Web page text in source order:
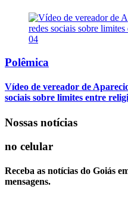
04
Polêmica
Vídeo de vereador de
sociais sobre limites entre
Nossas notícias
no celular
Receba as notícias do Goiás
mensagens.